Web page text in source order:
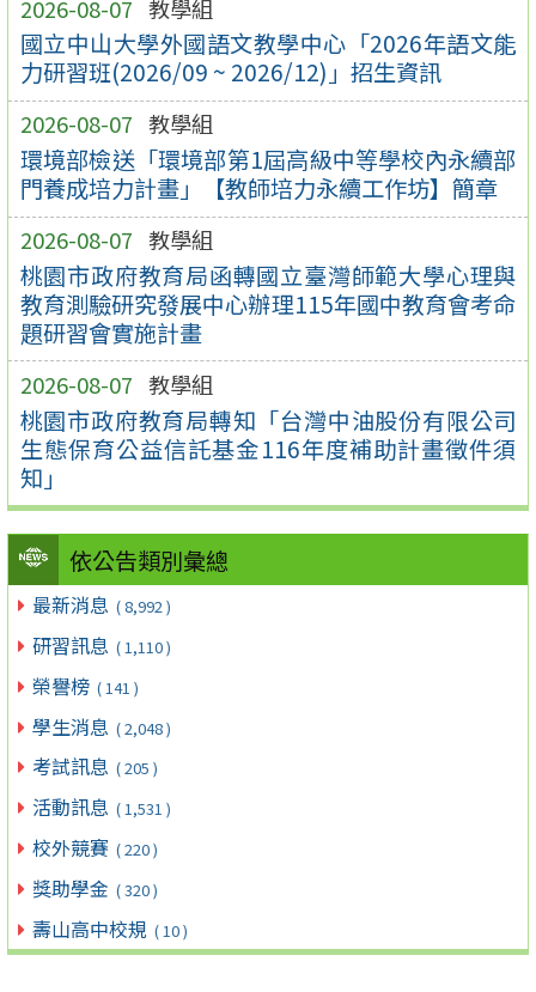
2026-08-07 教學組
國立中山大學外國語文教學中心「2026年語文能
力研習班(2026/09 ~ 2026/12)」招生資訊
2026-08-07 教學組
環境部檢送「環境部第1屆高級中等學校內永續部
門養成培力計畫」【教師培力永續工作坊】簡章
2026-08-07 教學組
桃園市政府教育局函轉國立臺灣師範大學心理與
教育測驗研究發展中心辦理115年國中教育會考命
題研習會實施計畫
2026-08-07 教學組
桃園市政府教育局轉知「台灣中油股份有限公司
生態保育公益信託基金116年度補助計畫徵件須
知」
依公告類別彙總
最新消息 ( 8,992 )
研習訊息 ( 1,110 )
榮譽榜 ( 141 )
學生消息 ( 2,048 )
考試訊息 ( 205 )
活動訊息 ( 1,531 )
校外競賽 ( 220 )
獎助學金 ( 320 )
壽山高中校規 ( 10 )